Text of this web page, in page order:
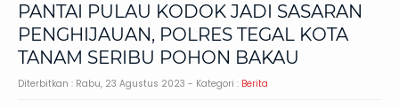
PANTAI PULAU KODOK JADI SASARAN
PENGHIJAUAN, POLRES TEGAL KOTA
TANAM SERIBU POHON BAKAU
Diterbitkan : Rabu, 23 Agustus 2023 - Kategori : Berita